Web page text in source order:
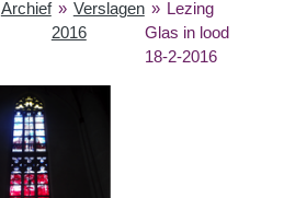
Archief » Verslagen
2016
» Lezing
Glas in lood
18-2-2016